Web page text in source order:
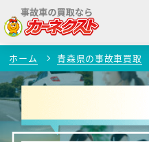
ホーム 青森県の事故車買取